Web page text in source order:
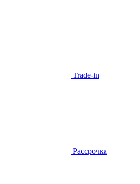
Trade-in
Рассрочка